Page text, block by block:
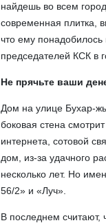
найдешь во всем
современная плитка,
что ему
председателей КСК в
Не прячьте ваши
Дом на улице Бухар-
боковая стена
интернета, сотовой
дом, из-за удачного
несколько лет. Но
56/2» и «Луч».
В последнем считают,